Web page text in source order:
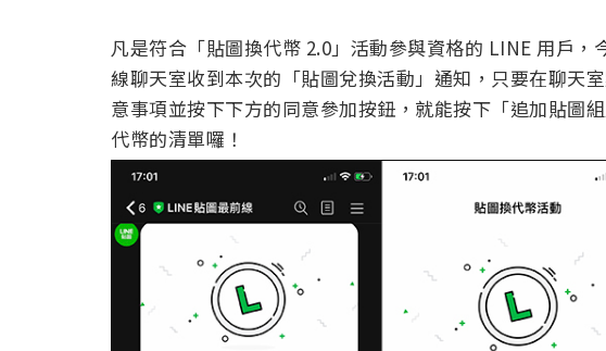
凡是符合「貼圖換代幣 2.0」活動參與資格的 LINE 用戶，
線聊天室收到本次的「貼圖兌換活動」通知，只要在聊天
意事項並按下下方的同意參加按鈕，就能按下「追加貼圖
代幣的清單囉！